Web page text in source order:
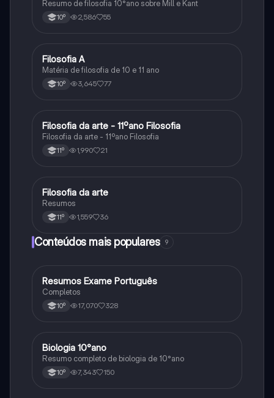
Resumo de filosofia 10°ano sobre Mill e Kant
10º 2,586 55
Filosofia
Filosofia A
Matéria de filosofia de 10 e 11 ano
10º 3,645 77
Filosofia
Filosofia da arte - 11ºano Filosofia
Filosofia da arte - 11ºano Filosofia
11º 1,990 21
Filosofia
Filosofia da arte
Resumos
11º 1,559 36
Conteúdos mais populares 9
Português
Resumos Exame Português
Completos
10º 17,070 328
Biologia
Biologia 10°ano
Resumo completo de biologia de 10°ano
10º 7,343 150